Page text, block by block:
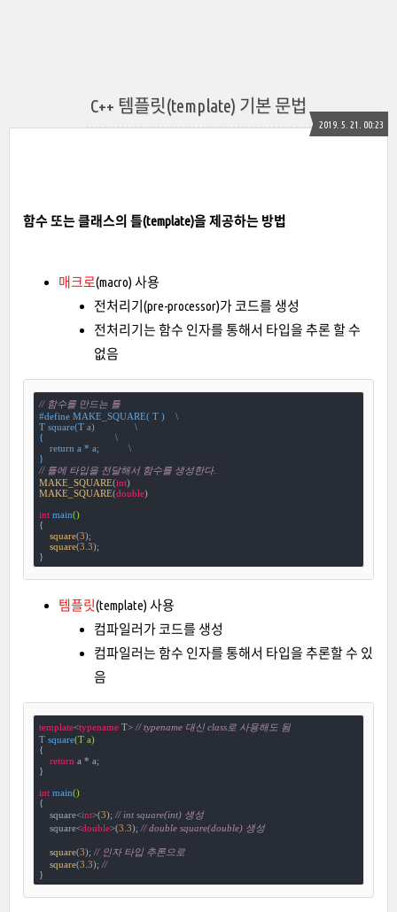
C++ 템플릿(template) 기본 문법
2019. 5. 21. 00:23
함수 또는 클래스의 틀(template)을 제공하는 방법
매크로(macro) 사용
전처리기(pre-processor)가 코드를 생성
전처리기는 함수 인자를 통해서 타입을 추론 할 수
없음
// 함수를 만드는 틀
#define MAKE_SQUARE( T )    \
T square(T a)               \
{                           \
    return a * a;           \
}
// 틀에 타입을 전달해서 함수를 생성한다.
MAKE_SQUARE(int
MAKE_SQUARE(double)
int main()
{
square(3);
square(3.3);
}
템플릿(template) 사용
컴파일러가 코드를 생성
컴파일러는 함수 인자를 통해서 타입을 추론할 수 있
음
template<typename T> // typename 대신 class로 사용해도 됨
T square(T a)
{
return a * a;
}
int main()
{
    square<
int>(3); // int square(int) 생성
    square<
double>(3.3); // double square(double) 생성
square(3); // 인자 타입 추론으로
square(3.3); //
}